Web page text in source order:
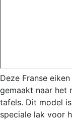
Deze Franse
gemaakt naar het
tafels. Dit model
speciale lak voor